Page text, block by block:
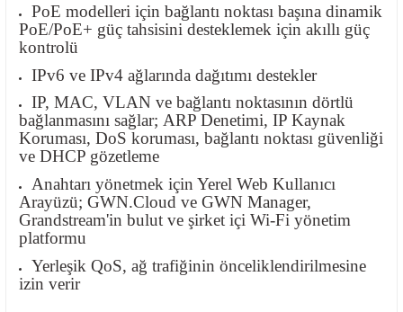
PoE modelleri için bağlantı noktası başına dinamik
PoE/PoE+ güç tahsisini desteklemek için akıllı güç
kontrolü
IPv6 ve IPv4 ağlarında dağıtımı destekler
IP, MAC, VLAN ve bağlantı noktasının dörtlü
bağlanmasını sağlar; ARP Denetimi, IP Kaynak
Koruması, DoS koruması, bağlantı noktası güvenliği
ve DHCP gözetleme
Anahtarı yönetmek için Yerel Web Kullanıcı
Arayüzü; GWN.Cloud ve GWN Manager,
Grandstream'in bulut ve şirket içi Wi-Fi yönetim
platformu
Yerleşik QoS, ağ trafiğinin önceliklendirilmesine
izin verir